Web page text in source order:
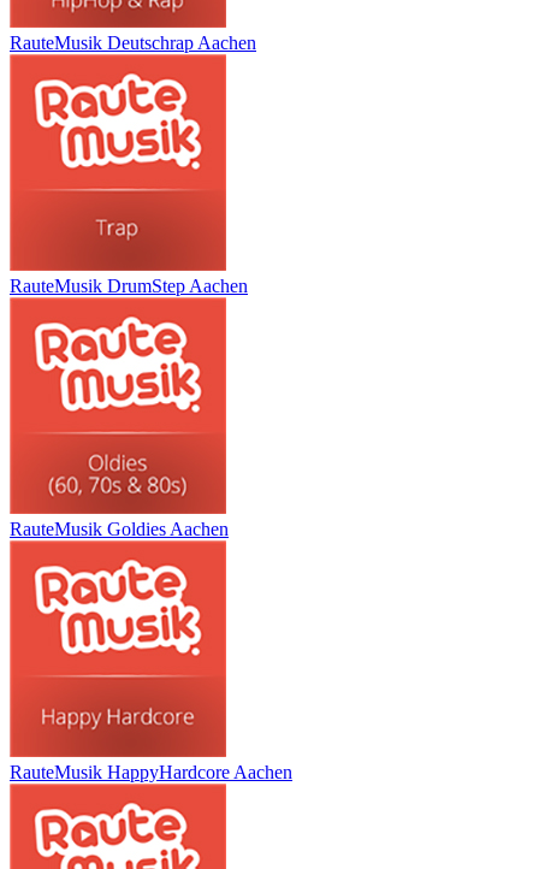
RauteMusik Deutschrap Aachen
RauteMusik DrumStep Aachen
RauteMusik Goldies Aachen
RauteMusik HappyHardcore Aachen